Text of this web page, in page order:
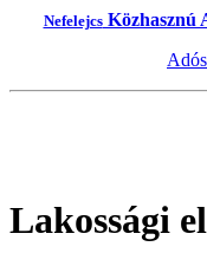
NefelejcsKözhasznú
Lakossági